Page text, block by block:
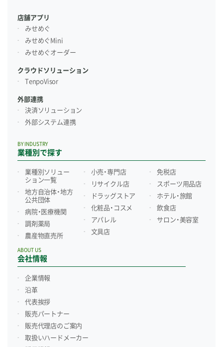
店舗アプリ
みせめぐ
みせめぐMini
みせめぐオーダー
クラウドソリューション
TenpoVisor
外部連携
決済ソリューション
外部システム連携
業種別で探す
BY INDUSTRY
業種別ソリュー
ション一覧
地方自治体・地方
公共団体
病院・医療機関
調剤薬局
農産物直売所
小売・専門店
リサイクル店
ドラッグストア
化粧品・コスメ
アパレル
文具店
免税店
スポーツ用品店
ホテル・旅館
飲食店
サロン・美容室
会社情報
ABOUT US
企業情報
沿革
代表挨拶
販売パートナー
販売代理店のご案内
取扱いハードメーカー